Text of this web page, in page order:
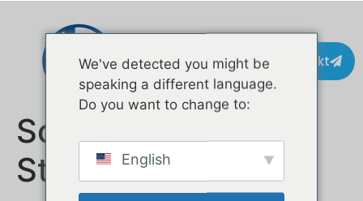
Kontakt
Schlagwort:
Straßenimbiss
We've detected you might be
speaking a different language.
Do you want to change to:
English